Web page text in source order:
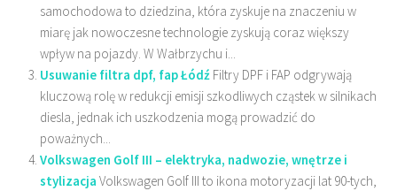
samochodowa to dziedzina, która zyskuje na znaczeniu w
miarę jak nowoczesne technologie zyskują coraz większy
wpływ na pojazdy. W Wałbrzychu i...
Usuwanie filtra dpf, fap Łódź Filtry DPF i FAP odgrywają
kluczową rolę w redukcji emisji szkodliwych cząstek w silnikach
diesla, jednak ich uszkodzenia mogą prowadzić do
poważnych...
Volkswagen Golf III – elektryka, nadwozie, wnętrze i
stylizacja Volkswagen Golf III to ikona motoryzacji lat 90-tych,